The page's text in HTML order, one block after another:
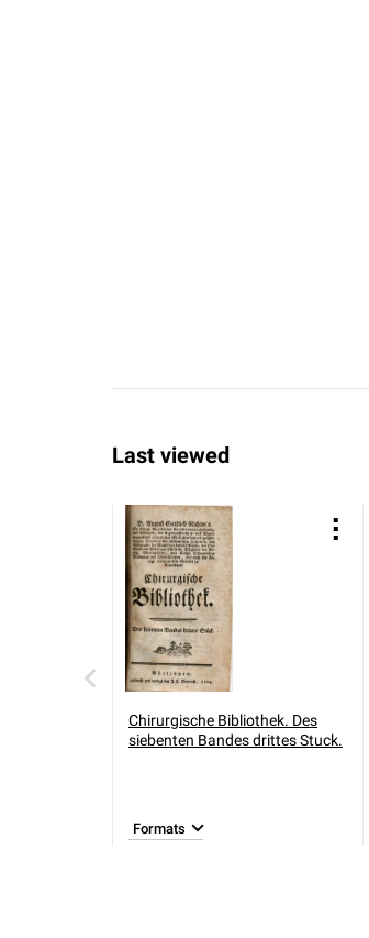
Last viewed
Chirurgische Bibliothek. Des
siebenten Bandes drittes Stuck.
Formats